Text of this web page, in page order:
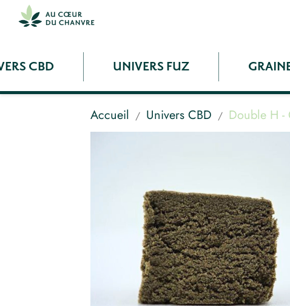
CBD UNIVERS FUZ
Accueil Univers CBD Double H -